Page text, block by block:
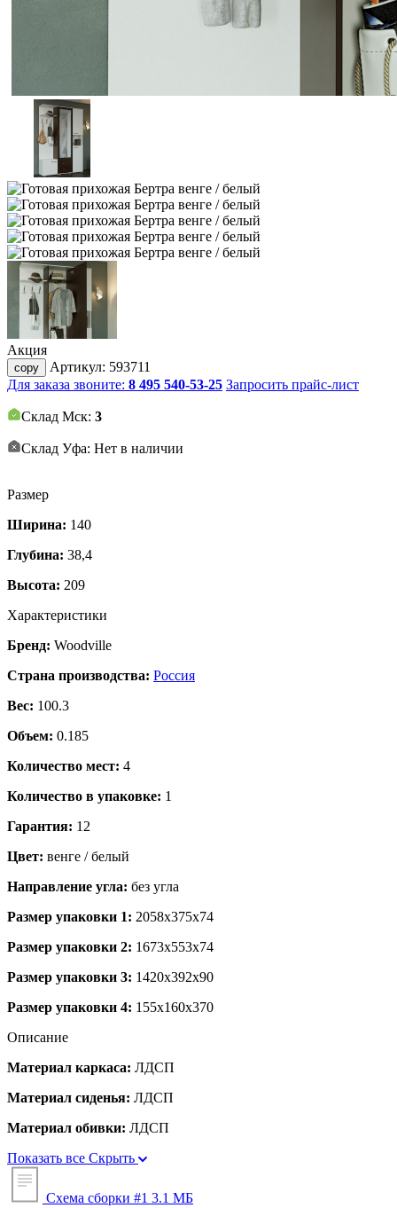
Акция
copy Артикул: 593711
Для заказа звоните: 8 495 540-53-25 Запросить прайс-лист
Склад Мск: 3
Склад Уфа: Нет в наличии
Размер
Ширина: 140
Глубина: 38,4
Высота: 209
Характеристики
Бренд: Woodville
Страна производства: Россия
Вес: 100.3
Объем: 0.185
Количество мест: 4
Количество в упаковке: 1
Гарантия: 12
Цвет: венге / белый
Направление угла: без угла
Размер упаковки 1: 2058x375x74
Размер упаковки 2: 1673x553x74
Размер упаковки 3: 1420x392x90
Размер упаковки 4: 155x160x370
Описание
Материал каркаса: ЛДСП
Материал сиденья: ЛДСП
Материал обивки: ЛДСП
Показать все Скрыть
Схема сборки #1 3.1 МБ